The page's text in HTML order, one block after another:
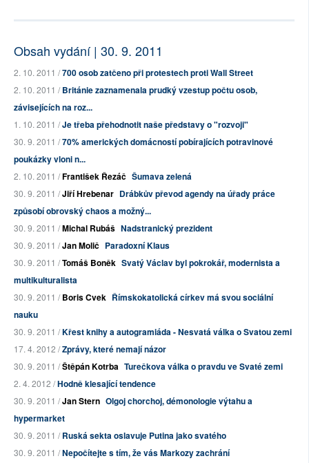
Obsah vydání | 30. 9. 2011
2. 10. 2011 /700 osob zatčeno při protestech proti Wall Street
2. 10. 2011 /Británie zaznamenala prudký vzestup počtu osob,
závisejících na roz...
1. 10. 2011 /Je třeba přehodnotit naše představy o "rozvoji"
30. 9. 2011 /70% amerických domácností pobírajících potravinové
poukázky vloni n...
2. 10. 2011 /František Řezáč Šumava zelená
30. 9. 2011 /Jiří Hrebenar Drábkův převod agendy na úřady práce
způsobí obrovský chaos a možný...
30. 9. 2011 /Michal Rubáš Nadstranický prezident
30. 9. 2011 /Jan Molič Paradoxní Klaus
30. 9. 2011 /Tomáš Boněk Svatý Václav byl pokrokář, modernista a
multikulturalista
30. 9. 2011 /Boris Cvek Římskokatolická církev má svou sociální
nauku
30. 9. 2011 /Křest knihy a autogramiáda - Nesvatá válka o Svatou zemi
17. 4. 2012 /Zprávy, které nemají názor
30. 9. 2011 /Štěpán Kotrba Turečkova válka o pravdu ve Svaté zemi
2. 4. 2012 /Hodně klesající tendence
30. 9. 2011 /Jan Stern Olgoj chorchoj, démonologie výtahu a
hypermarket
30. 9. 2011 /Ruská sekta oslavuje Putina jako svatého
30. 9. 2011 /Nepočítejte s tím, že vás Markozy zachrání